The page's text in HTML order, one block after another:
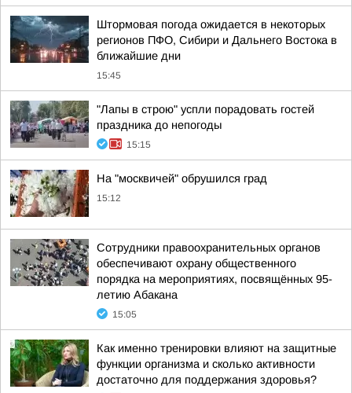
Штормовая погода ожидается в некоторых
регионов ПФО, Сибири и Дальнего Востока в
ближайшие дни
15:45
"Лапы в строю" успли порадовать гостей
праздника до непогоды
15:15
На "москвичей" обрушился град
15:12
Сотрудники правоохранительных органов
обеспечивают охрану общественного
порядка на мероприятиях, посвящённых 95-
летию Абакана
15:05
Как именно тренировки влияют на защитные
функции организма и сколько активности
достаточно для поддержания здоровья?